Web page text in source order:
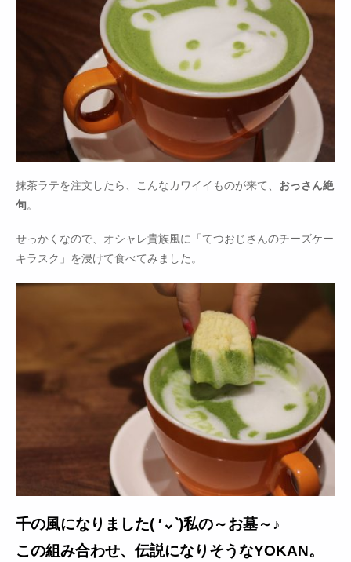
抹茶ラテを注文したら、こんなカワイイものが来て、 おっさん絶
句。
せっかくなので、オシャレ貴族風に「てつおじさんのチーズケー
キラスク」を浸けて食べてみました。
千の風になりました( ′⌄‵)私の～お墓～♪
この組み合わせ、伝説になりそうなYOKAN。